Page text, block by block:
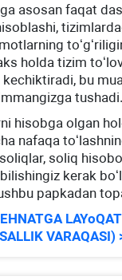
asosan faqat
holda tizim
bu
tushadi.
hisobga olgan
nafaqa
soliq
kerak
papkadan
VARAQASI)